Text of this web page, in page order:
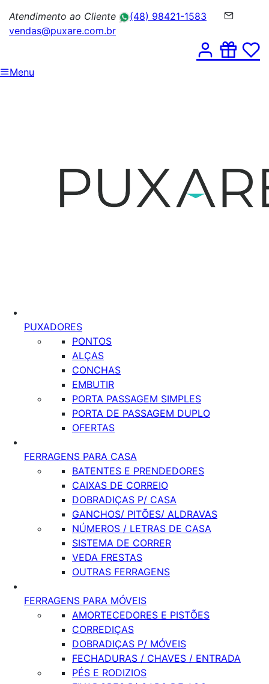
Atendimento ao Cliente
(48) 98421-1583
vendas@puxare.com.br
Menu
PUXADORES
PONTOS
ALÇAS
CONCHAS
EMBUTIR
PORTA PASSAGEM SIMPLES
PORTA DE PASSAGEM DUPLO
OFERTAS
FERRAGENS PARA CASA
BATENTES E PRENDEDORES
CAIXAS DE CORREIO
DOBRADIÇAS P/ CASA
GANCHOS/ PITÕES/ ALDRAVAS
NÚMEROS / LETRAS DE CASA
SISTEMA DE CORRER
VEDA FRESTAS
OUTRAS FERRAGENS
FERRAGENS PARA MÓVEIS
AMORTECEDORES E PISTÕES
CORREDIÇAS
DOBRADIÇAS P/ MÓVEIS
FECHADURAS / CHAVES / ENTRADA
PÉS E RODIZIOS